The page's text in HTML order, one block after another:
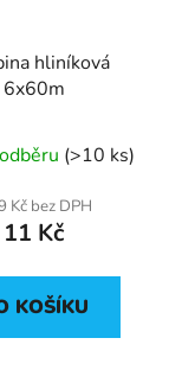
hliníková
6x60m
(>10 ks)
Kč bez DPH
11 Kč
KOŠÍKU